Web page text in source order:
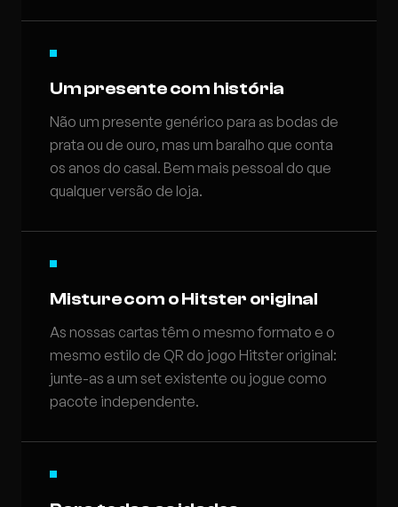
Um presente com história
Não um presente genérico para as bodas de
prata ou de ouro, mas um baralho que conta
os anos do casal. Bem mais pessoal do que
qualquer versão de loja.
Misture com o Hitster original
As nossas cartas têm o mesmo formato e o
mesmo estilo de QR do jogo Hitster original:
junte-as a um set existente ou jogue como
pacote independente.